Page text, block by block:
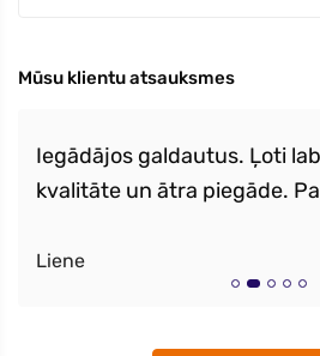
Mūsu klientu atsauksmes
Iegādājos galdautus. Ļoti
kvalitāte un ātra piegāde.
Liene